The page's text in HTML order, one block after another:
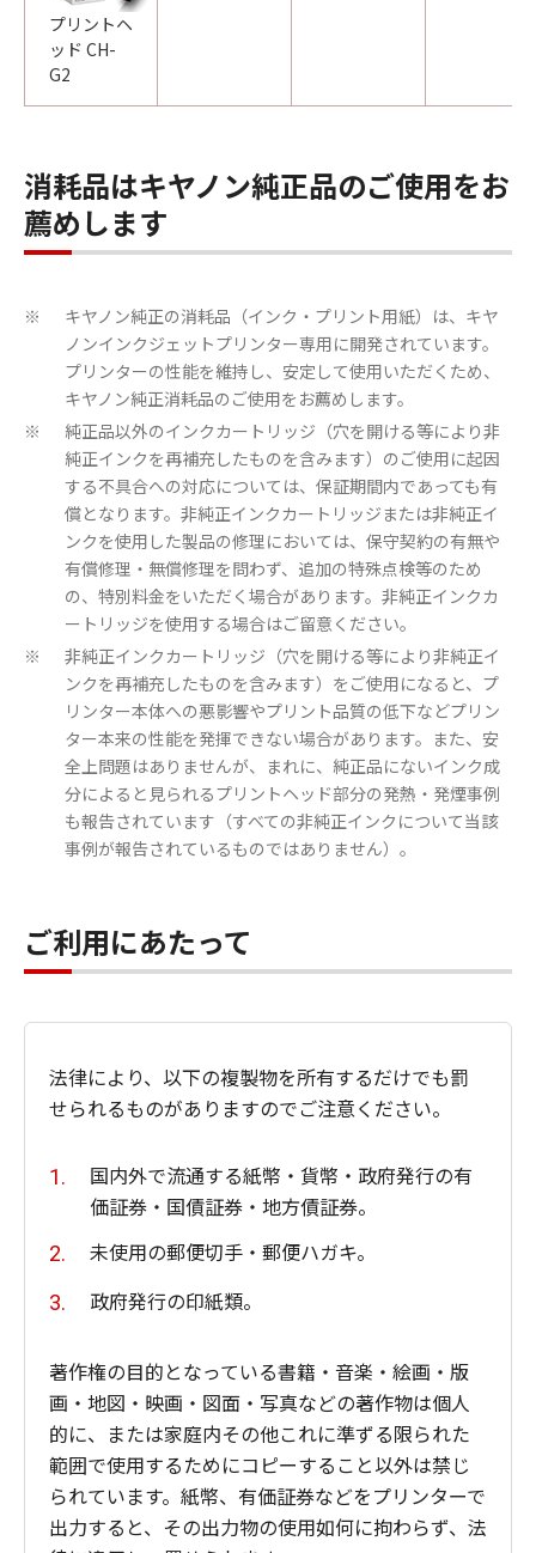
プリントヘ
ッド CH-
G2
消耗品はキヤノン純正品のご使用をお
薦めします
※
キヤノン純正の消耗品（インク・プリント用紙）は、キヤ
ノンインクジェットプリンター専用に開発されています。
プリンターの性能を維持し、安定して使用いただくため、
キヤノン純正消耗品のご使用をお薦めします。
※
純正品以外のインクカートリッジ（穴を開ける等により非
純正インクを再補充したものを含みます）のご使用に起因
する不具合への対応については、保証期間内であっても有
償となります。非純正インクカートリッジまたは非純正イ
ンクを使用した製品の修理においては、保守契約の有無や
有償修理・無償修理を問わず、追加の特殊点検等のため
の、特別料金をいただく場合があります。非純正インクカ
ートリッジを使用する場合はご留意ください。
※
非純正インクカートリッジ（穴を開ける等により非純正イ
ンクを再補充したものを含みます）をご使用になると、プ
リンター本体への悪影響やプリント品質の低下などプリン
ター本来の性能を発揮できない場合があります。また、安
全上問題はありませんが、まれに、純正品にないインク成
分によると見られるプリントヘッド部分の発熱・発煙事例
も報告されています（すべての非純正インクについて当該
事例が報告されているものではありません）。
ご利用にあたって
法律により、以下の複製物を所有するだけでも罰
せられるものがありますのでご注意ください。
国内外で流通する紙幣・貨幣・政府発行の有
価証券・国債証券・地方債証券。
未使用の郵便切手・郵便ハガキ。
政府発行の印紙類。
著作権の目的となっている書籍・音楽・絵画・版
画・地図・映画・図面・写真などの著作物は個人
的に、または家庭内その他これに準ずる限られた
範囲で使用するためにコピーすること以外は禁じ
られています。紙幣、有価証券などをプリンターで
出力すると、その出力物の使用如何に拘わらず、法